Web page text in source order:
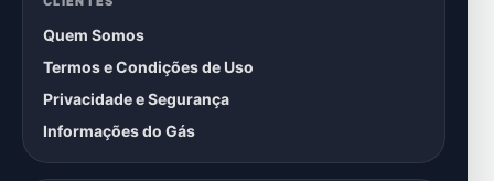
Quem Somos
Termos e Condições de Uso
Privacidade e Segurança
Informações do Gás